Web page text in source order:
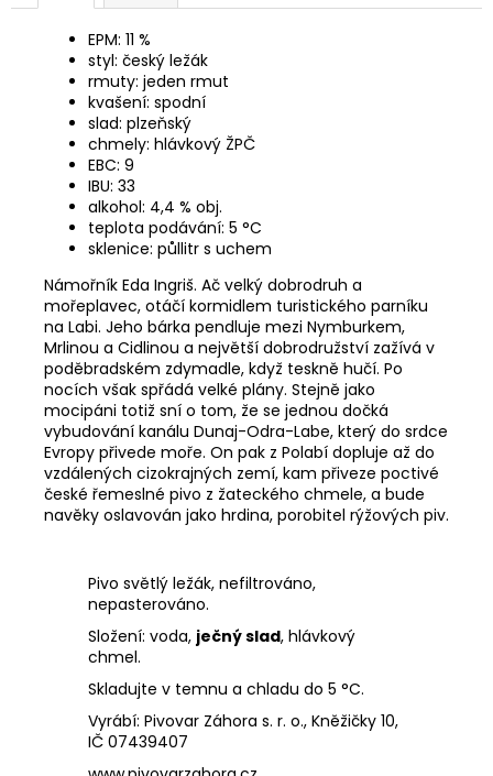
EPM: 11 %
styl: český ležák
rmuty: jeden rmut
kvašení: spodní
slad: plzeňský
chmely: hlávkový ŽPČ
EBC: 9
IBU: 33
alkohol: 4,4 % obj.
teplota podávání: 5 °C
sklenice: půllitr s uchem
Námořník Eda Ingriš. Ač velký dobrodruh a
mořeplavec, otáčí kormidlem turistického parníku
na Labi. Jeho bárka pendluje mezi Nymburkem,
Mrlinou a Cidlinou a největší dobrodružství zažívá v
poděbradském zdymadle, když teskně hučí. Po
nocích však spřádá velké plány. Stejně jako
mocipáni totiž sní o tom, že se jednou dočká
vybudování kanálu Dunaj-Odra-Labe, který do srdce
Evropy přivede moře. On pak z Polabí dopluje až do
vzdálených cizokrajných zemí, kam přiveze poctivé
české řemeslné pivo z žateckého chmele, a bude
navěky oslavován jako hrdina, porobitel rýžových piv.
Pivo světlý ležák, nefiltrováno,
nepasterováno.
Složení: voda, ječný slad, hlávkový
chmel.
Skladujte v temnu a chladu do 5 °C.
Vyrábí: Pivovar Záhora s. r. o., Kněžičky 10,
IČ 07439407
m
AMBERBER
LAGER